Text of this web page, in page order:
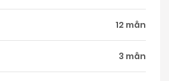
12 mån
3 mån